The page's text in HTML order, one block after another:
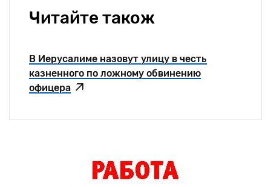
Читайте також
В Иерусалиме назовут улицу в честь
казненного по ложному обвинению
офицера